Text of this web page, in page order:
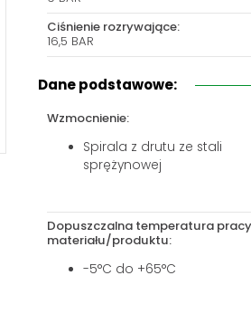
Biuro obsługi klienta:
+48 535 424 483
+48 665 001 660
jawor@chss.pl
PN-PT: 7:00 - 16:00
Ciśnienie rozrywające:
16,5 BAR
Dane podstawowe:
Wzmocnienie:
Spirala z drutu ze stali
sprężynowej
Dopuszczalna temperatura pracy
materiału/produktu:
-5°C do +65°C